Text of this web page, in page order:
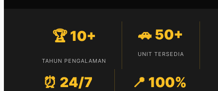
🏆 10+
TAHUN PENGALAMAN
🚗 50+
UNIT TERSEDIA
⏰ 24/7 📍 100%